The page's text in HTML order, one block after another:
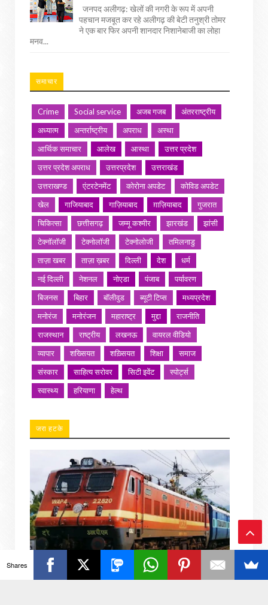
जनपद अलीगढ़: खेलों की नगरी के रूप में अपनी
पहचान मजबूत कर रहे अलीगढ़ की बेटी तनुश्री तोमर
ने एक बार फिर अपनी शानदार निशानेबाजी का लोहा
मनव...
समाचार
Crime Social service अजब गजब
अंतरराष्ट्रीय
अध्यात्म
अन्तर्राष्ट्रीय अपराध
अस्था
आर्थिक समाचार
आलेख आस्था
उत्तर प्रदेश
उत्तर प्रदेश अपराध
उत्तरप्रदेश
उत्तराखंड
उत्तराखण्ड
एंटरटेनमेंट कोरोना अपडेट
कोविड अपडेट
खेल
गाजियाबाद गाज़ियाबाद ग़ाज़ियाबाद
गुजरात
चिकित्सा
छत्तीसगढ़ जम्मू कश्मीर झारखंड
झांसी
टेक्नॉलॉजी
टेक्नोलॉजी टेक्नोलोजी
तमिलनाडु
ताज़ा खबर
ताज़ा ख़बर दिल्ली देश
धर्म
नई दिल्ली
नेशनल नोएडा पंजाब
पर्यावरण
बिजनस
बिहार बॉलीवुड ब्यूटी टिप्स
मध्यप्रदेश
मनोरंज
मनोरंजन महाराष्ट्र मुद्दा
राजनीति
राजस्थान
राष्ट्रीय लखनऊ
वायरल वीडियो
व्यापार
शख्सियत शख़्सियत शिक्षा
समाज
संस्कार
साहित्य सरोवर सिटी इवेंट
स्पोर्ट्स
स्वास्थ्य
हरियाणा हेल्थ
जरा हटके
Ba
ck
Shares